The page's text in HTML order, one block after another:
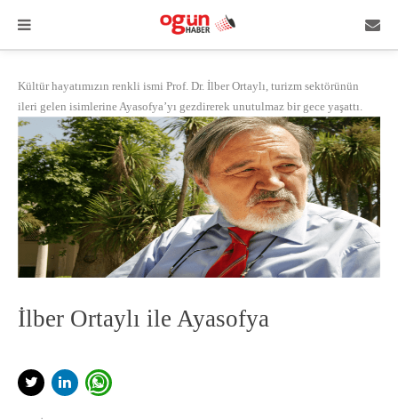
Kültür hayatımızın renkli ismi Prof. Dr. İlber Ortaylı, turizm sektörünün
ileri gelen isimlerine Ayasofya’yı gezdirerek unutulmaz bir gece yaşattı.
İlber Ortaylı ile Ayasofya